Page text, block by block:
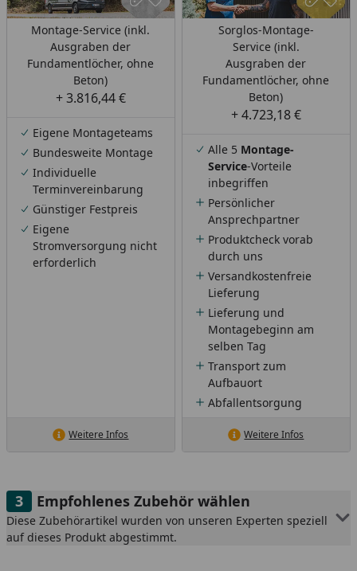
Montage-Service (inkl.
Ausgraben der
Fundamentlöcher, ohne
Beton)
+ 3.816,44 €
Eigene Montageteams
Bundesweite Montage
Individuelle
Terminvereinbarung
Günstiger Festpreis
Eigene
Stromversorgung nicht
erforderlich
Weitere Infos
Sorglos-Montage-
Service (inkl.
Ausgraben der
Fundamentlöcher, ohne
Beton)
+ 4.723,18 €
Alle 5 Montage-
Service-Vorteile
inbegriffen
Persönlicher
Ansprechpartner
Produktcheck vorab
durch uns
Versandkostenfreie
Lieferung
Lieferung und
Montagebeginn am
selben Tag
Transport zum
Aufbauort
Abfallentsorgung
Weitere Infos
Empfohlenes Zubehör wählen
Diese Zubehörartikel wurden von unseren Experten speziell
auf dieses Produkt abgestimmt.